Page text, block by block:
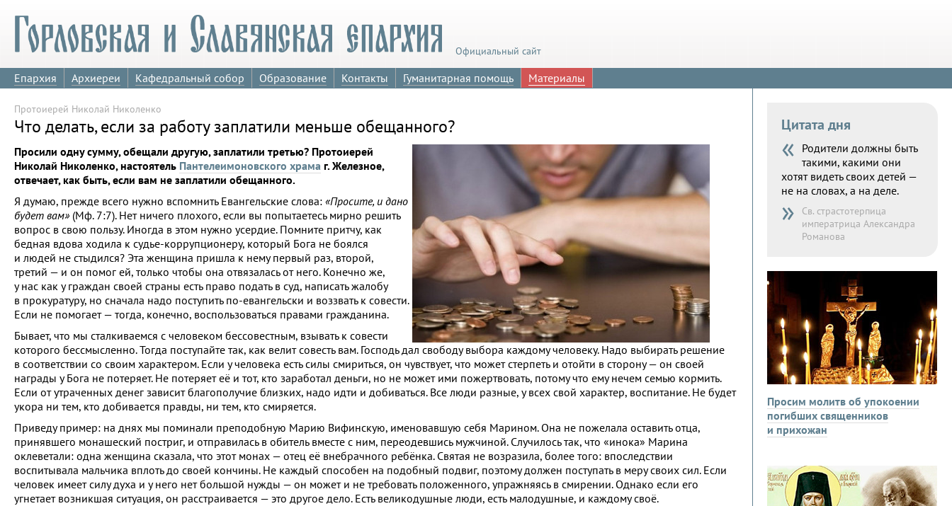
Официальный сайт
Епархия Архиереи Кафедральный собор Образование Контакты Гуманитарная помощь Материалы
Протоиерей Николай Николенко
Что делать, если за работу заплатили меньше обещанного?
Просили одну сумму, обещали другую, заплатили третью? Протоиерей
Николай Николенко, настоятель Пантелеимоновского храма г. Железное,
отвечает, как быть, если вам не заплатили обещанного.
Я думаю, прежде всего нужно вспомнить Евангельские слова: «Просите, и дано
будет вам»(Мф. 7:7). Нет ничего плохого, если вы попытаетесь мирно решить
вопрос в свою пользу. Иногда в этом нужно усердие. Помните притчу, как
бедная вдова ходила к судье-коррупционеру, который Бога не боялся
и людей не стыдился? Эта женщина пришла к нему первый раз, второй,
третий — и он помог ей, только чтобы она отвязалась от него. Конечно же,
у нас как у граждан своей страны есть право подать в суд, написать жалобу
в прокуратуру, но сначала надо поступить по-евангельски и воззвать к совести.
Если не помогает — тогда, конечно, воспользоваться правами гражданина.
Бывает, что мы сталкиваемся с человеком бессовестным, взывать к совести
которого бессмысленно. Тогда поступайте так, как велит совесть вам. Господь дал свободу выбора каждому человеку. Надо выбирать решение
в соответствии со своим характером. Если у человека есть силы смириться, он чувствует, что может стерпеть и отойти в сторону — он своей
награды у Бога не потеряет. Не потеряет её и тот, кто заработал деньги, но не может ими пожертвовать, потому что ему нечем семью кормить.
Если от утраченных денег зависит благополучие близких, надо идти и добиваться. Все люди разные, у всех свой характер, воспитание. Не будет
укора ни тем, кто добивается правды, ни тем, кто смиряется.
Приведу пример: на днях мы поминали преподобную Марию Вифинскую, именовавшую себя Марином. Она не пожелала оставить отца,
принявшего монашеский постриг, и отправилась в обитель вместе с ним, переодевшись мужчиной. Случилось так, что «инока» Марина
оклеветали: одна женщина сказала, что этот монах — отец её внебрачного ребёнка. Святая не возразила, более того: впоследствии
воспитывала мальчика вплоть до своей кончины. Не каждый способен на подобный подвиг, поэтому должен поступать в меру своих сил. Если
человек имеет силу духа и у него нет большой нужды — он может и не требовать положенного, упражняясь в смирении. Однако если его
угнетает возникшая ситуация, он расстраивается — это другое дело. Есть великодушные люди, есть малодушные, и каждому своё.
Цитата дня
« Родители должны быть
такими, какими они
хотят видеть своих детей —
не на словах, а на деле.
»
Св. страстотерпица
императрица Александра
Романова
Просим молитв об упокоении
погибших священников
и прихожан